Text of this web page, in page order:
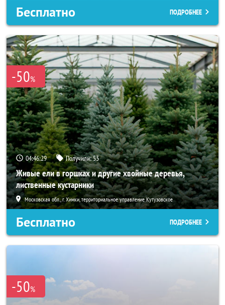
Бесплатно ПОДРОБНЕЕ
-50%
04:46:28 Получили:53
Живые ели в горшках и другие хвойные деревья,
лиственные кустарники
Московская обл., г. Химки, территориальное управление Кутузовское
Бесплатно ПОДРОБНЕЕ
-50%